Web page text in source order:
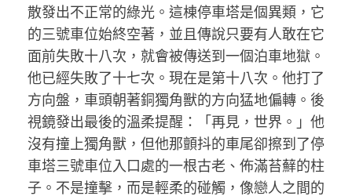
散發出不正常的綠光。這棟停車塔是個異類，它
的三號車位始終空著，並且傳說只要有人敢在它
面前失敗十八次，就會被傳送到一個泊車地獄。
他已經失敗了十七次。現在是第十八次。他打了
方向盤，車頭朝著銅獨角獸的方向猛地偏轉。後
視鏡發出最後的溫柔提醒：「再見，世界。」他
沒有撞上獨角獸，但他那顫抖的車尾卻擦到了停
車塔三號車位入口處的一根古老、佈滿苔蘚的柱
子。不是撞擊，而是輕柔的碰觸，像戀人之間的